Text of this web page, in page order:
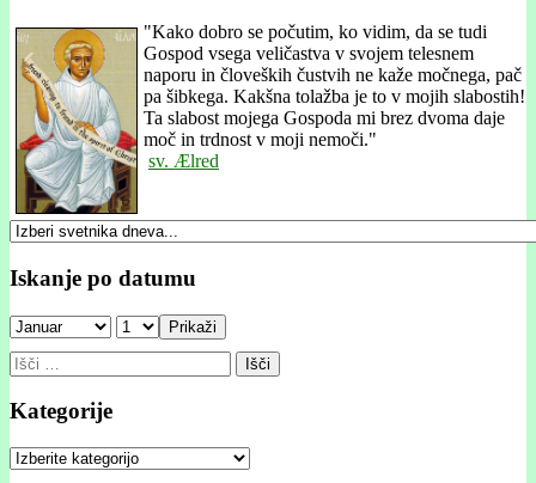
"Kako dobro se počutim, ko vidim, da se tudi
Gospod vsega veličastva v svojem telesnem
naporu in človeških čustvih ne kaže močnega, pač
pa šibkega. Kakšna tolažba je to v mojih slabostih!
Ta slabost mojega Gospoda mi brez dvoma daje
moč in trdnost v moji nemoči."
sv. Ælred
Iskanje po datumu
Prikaži
Išči:
Kategorije
Kategorije